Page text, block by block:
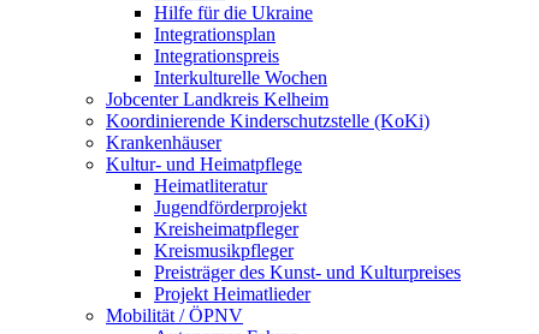
Hilfe für die Ukraine
Integrationsplan
Integrationspreis
Interkulturelle Wochen
Jobcenter Landkreis Kelheim
Koordinierende Kinderschutzstelle (KoKi)
Krankenhäuser
Kultur- und Heimatpflege
Heimatliteratur
Jugendförderprojekt
Kreisheimatpfleger
Kreismusikpfleger
Preisträger des Kunst- und Kulturpreises
Projekt Heimatlieder
Mobilität / ÖPNV